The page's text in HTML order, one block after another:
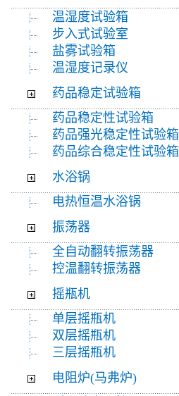
温湿度试验箱
步入式试验室
盐雾试验箱
温湿度记录仪
药品稳定试验箱
药品稳定性试验箱
药品强光稳定性试验箱
药品综合稳定性试验箱
水浴锅
电热恒温水浴锅
振荡器
全自动翻转振荡器
控温翻转振荡器
摇瓶机
单层摇瓶机
双层摇瓶机
三层摇瓶机
电阻炉(马弗炉)